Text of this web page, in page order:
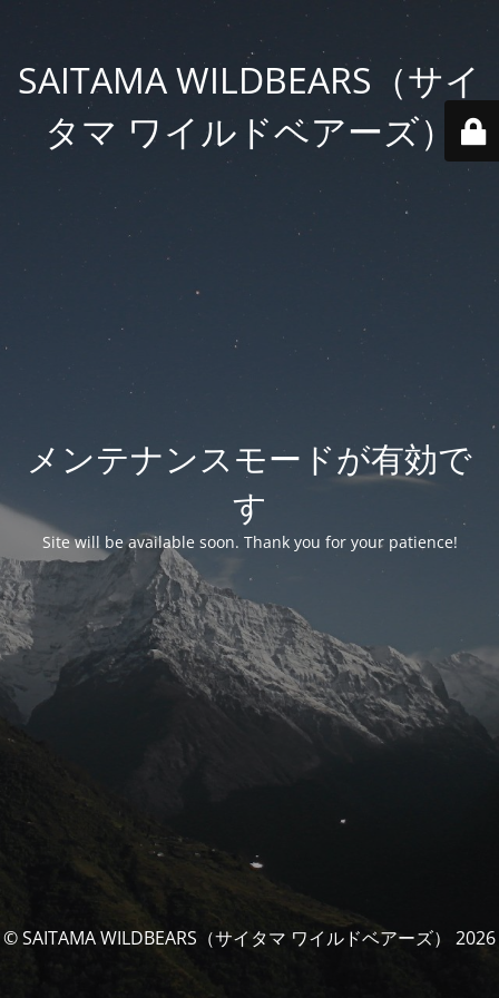
SAITAMA WILDBEARS（サイ
タマ ワイルドベアーズ）
メンテナンスモードが有効で
す
Site will be available soon. Thank you for your patience!
© SAITAMA WILDBEARS（サイタマ ワイルドベアーズ） 2026